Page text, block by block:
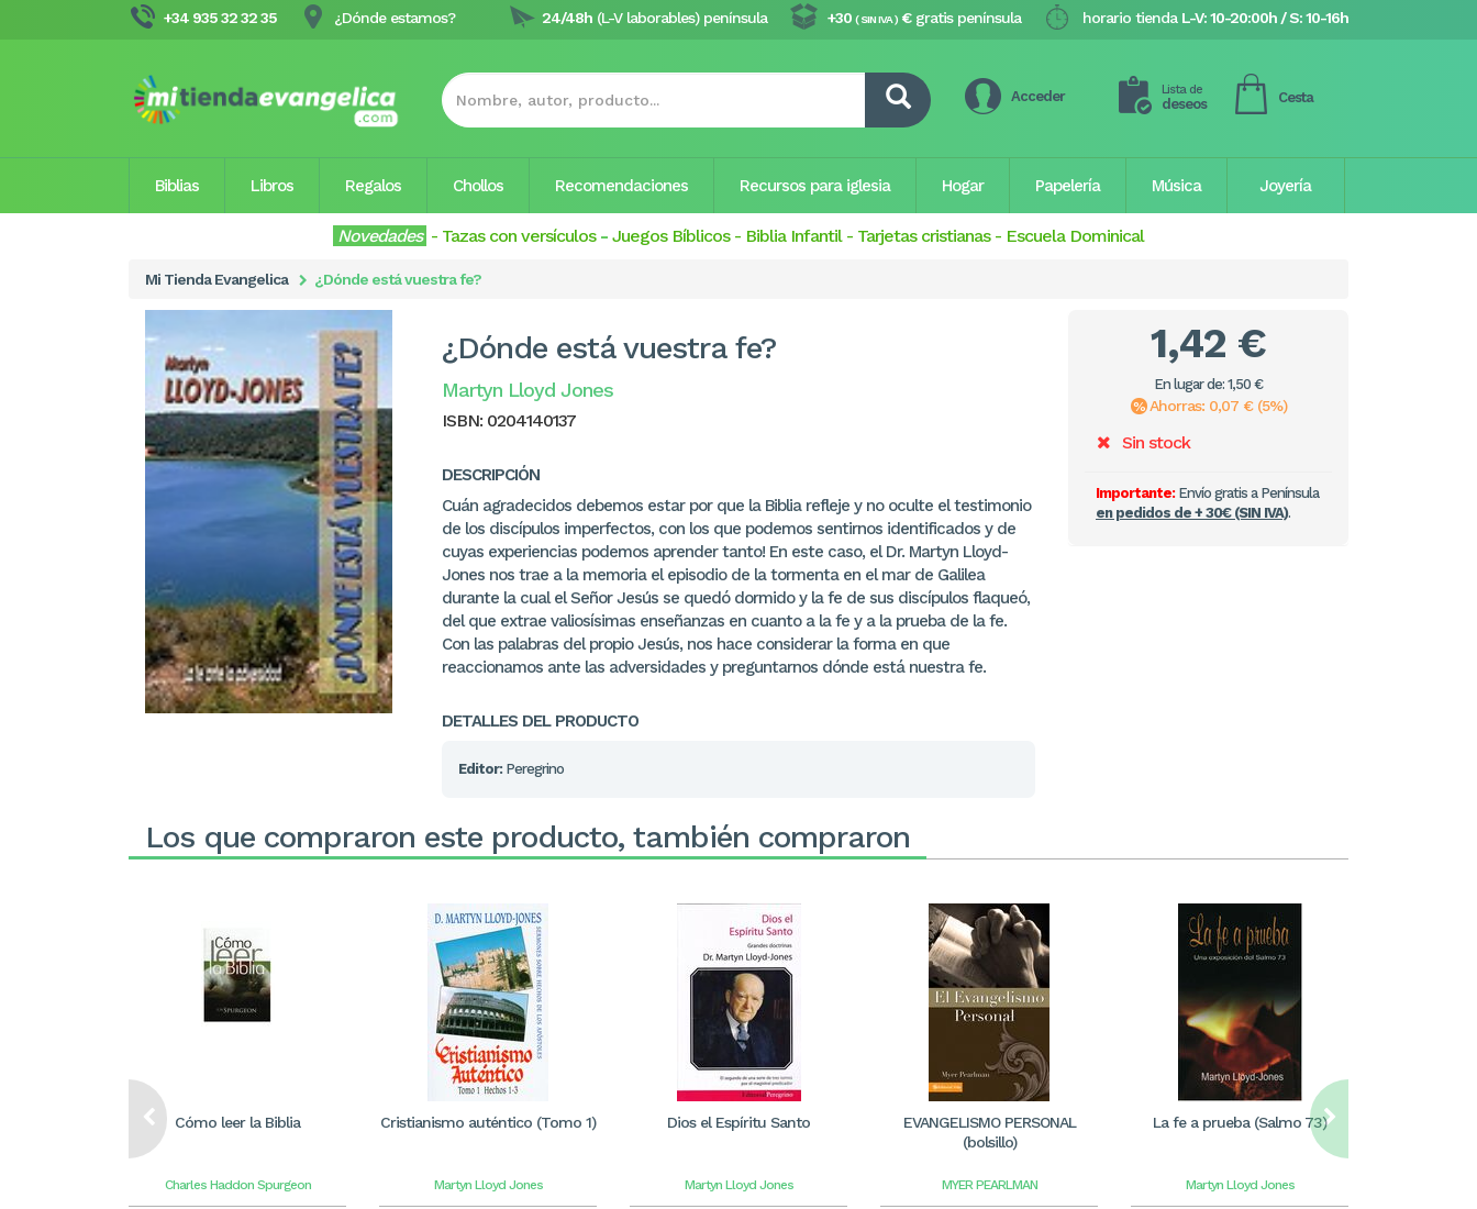
+34 935 32 32 35 ¿Dónde estamos? horario tienda L-V: 10-20:00h / S: 10-16h
+30 ( SIN IVA ) €gratis península
24/48h (L-V laborables) península
Acceder Lista de
deseos Cesta
Biblias Libros Regalos Chollos Recomendaciones Recursos para iglesia Hogar Papelería Música Joyería
Novedades - Tazas con versículos- Juegos Bíblicos- Biblia Infantil- Tarjetas cristianas - Escuela Dominical
Mi Tienda Evangelica ¿Dónde está vuestra fe?
¿Dónde está vuestra fe?
Martyn Lloyd Jones
ISBN: 0204140137
DESCRIPCIÓN
Cuán agradecidos debemos estar por que la Biblia refleje y no oculte el testimonio
de los discípulos imperfectos, con los que podemos sentirnos identificados y de
cuyas experiencias podemos aprender tanto! En este caso, el Dr. Martyn Lloyd-
Jones nos trae a la memoria el episodio de la tormenta en el mar de Galilea
durante la cual el Señor Jesús se quedó dormido y la fe de sus discípulos flaqueó,
del que extrae valiosísimas enseñanzas en cuanto a la fe y a la prueba de la fe.
Con las palabras del propio Jesús, nos hace considerar la forma en que
reaccionamos ante las adversidades y preguntarnos dónde está nuestra fe.
DETALLES DEL PRODUCTO
Editor: Peregrino
1,42 €
En lugar de: 1,50 €
Ahorras: 0,07 € (5%)
Sin stock
Importante:Envío gratis a Península
en pedidos de + 30€ (SIN IVA).
Los que compraron este producto, también compraron
Cómo leer la Biblia
Charles Haddon Spurgeon
Cristianismo auténtico (Tomo 1)
Martyn Lloyd Jones
Dios el Espíritu Santo
Martyn Lloyd Jones
EVANGELISMO PERSONAL
(bolsillo)
MYER PEARLMAN
La fe a prueba (Salmo 73)
Martyn Lloyd Jones